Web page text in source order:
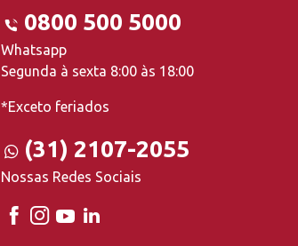
0800 500 5000
Whatsapp
Segunda à sexta 8:00 às 18:00
*Exceto feriados
(31) 2107-2055
Nossas Redes Sociais